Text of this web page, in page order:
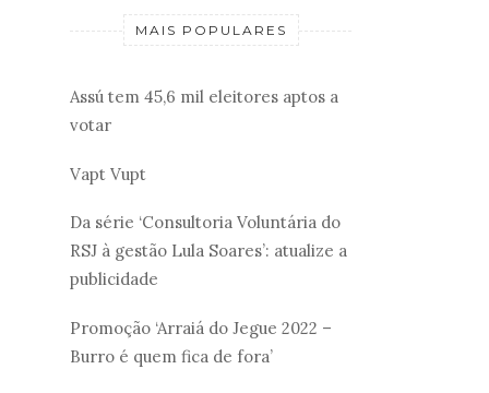
MAIS POPULARES
Assú tem 45,6 mil eleitores aptos a
votar
Vapt Vupt
Da série ‘Consultoria Voluntária do
RSJ à gestão Lula Soares’: atualize a
publicidade
Promoção ‘Arraiá do Jegue 2022 –
Burro é quem fica de fora’